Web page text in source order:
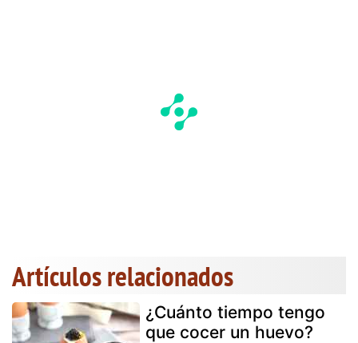
Artículos relacionados
¿Cuánto tiempo tengo
que cocer un huevo?